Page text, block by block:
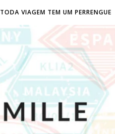
TODA VIAGEM TEM UM PERRENGUE